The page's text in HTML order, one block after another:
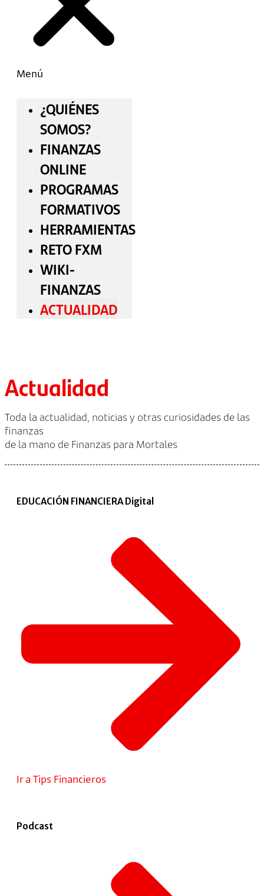
Menú
¿QUIÉNES
SOMOS?
FINANZAS
ONLINE
PROGRAMAS
FORMATIVOS
HERRAMIENTAS
RETO FXM
WIKI-
FINANZAS
ACTUALIDAD
Actualidad
Toda la actualidad, noticias y otras curiosidades de las
finanzas
de la mano de Finanzas para Mortales
EDUCACIÓN FINANCIERA Digital
Ir a Tips Financieros
Podcast